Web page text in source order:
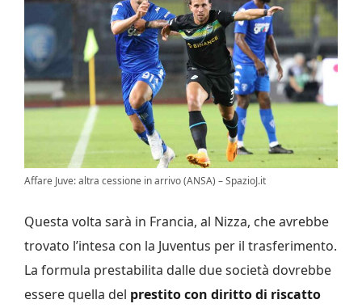
Affare Juve: altra cessione in arrivo (ANSA) – SpazioJ.it
Questa volta sarà in Francia, al Nizza, che avrebbe
trovato l’intesa con la Juventus per il trasferimento.
La formula prestabilita dalle due società dovrebbe
essere quella del prestito con diritto di riscatto